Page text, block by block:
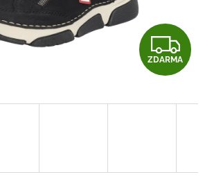
Z
D
A
ZDARMA